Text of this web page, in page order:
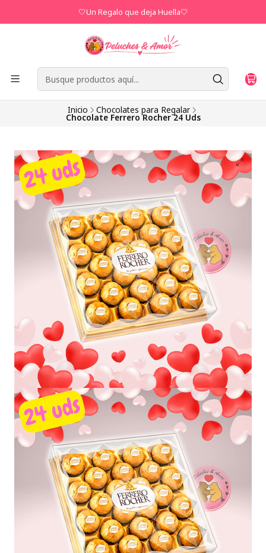
🤍Un Regalo que deja Huella🤍
Inicio Chocolates para Regalar
Chocolate Ferrero Rocher 24 Uds